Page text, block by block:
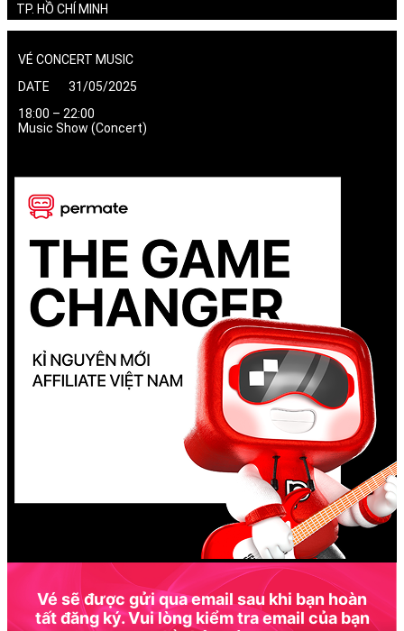
TP. HỒ CHÍ MINH
VÉ CONCERT MUSIC
DATE 31/05/2025
18:00 – 22:00
Music Show (Concert)
Vé sẽ được gửi qua email sau khi bạn hoàn
tất đăng ký. Vui lòng kiểm tra email của bạn